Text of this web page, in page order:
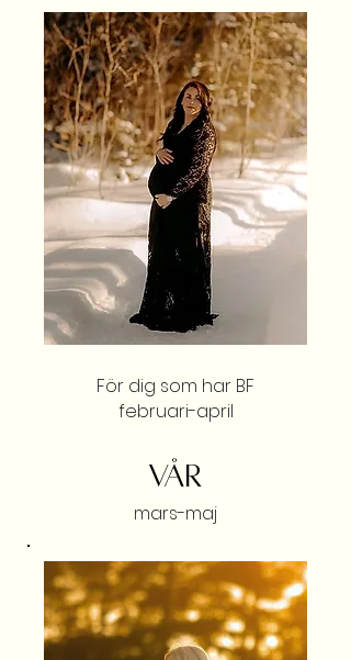
För dig som har BF
februari-april
VÅR
mars-maj